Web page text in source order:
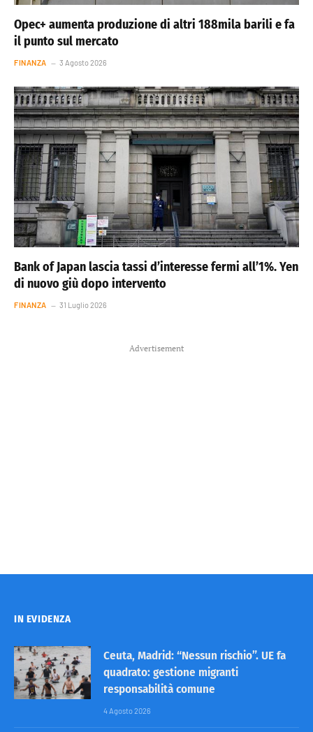
Opec+ aumenta produzione di altri 188mila barili e fa
il punto sul mercato
FINANZA 3 Agosto 2026
Bank of Japan lascia tassi d’interesse fermi all’1%. Yen
di nuovo giù dopo intervento
FINANZA 31 Luglio 2026
Advertisement
IN EVIDENZA
Ceuta, Madrid: “Nessun rischio”. UE fa
quadrato: gestione migranti
responsabilità comune
4 Agosto 2026